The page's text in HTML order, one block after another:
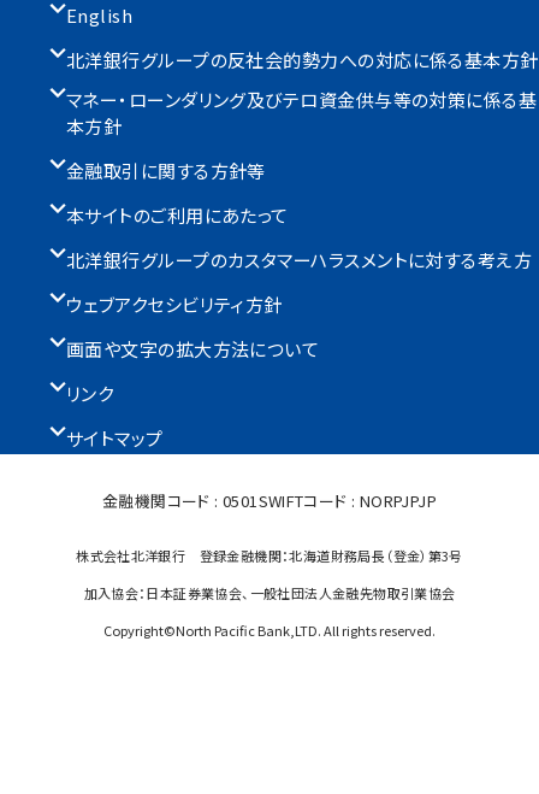
English
北洋銀行グループの反社会的勢力への対応に係る基本方針
マネー・ローンダリング及びテロ資金供与等の対策に係る基
本方針
金融取引に関する方針等
本サイトのご利用にあたって
北洋銀行グループのカスタマーハラスメントに対する考え方
ウェブアクセシビリティ方針
画面や文字の拡大方法について
リンク
サイトマップ
金融機関コード : 0501 SWIFTコード : NORPJPJP
株式会社北洋銀行 登録金融機関：北海道財務局長（登金）第3号
加入協会：日本証券業協会、一般社団法人金融先物取引業協会
Copyright©North Pacific Bank,LTD. All rights reserved.